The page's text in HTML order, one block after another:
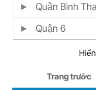
Quận Bình
Quận 6
Trang trước